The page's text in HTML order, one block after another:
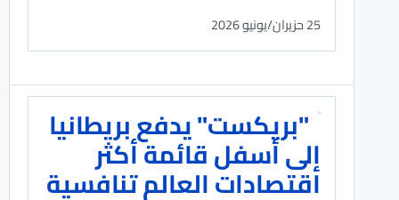
25 حزيران/يونيو 2026
"بريكست" يدفع بريطانيا
إلى أسفل قائمة أكثر
اقتصادات العالم تنافسية